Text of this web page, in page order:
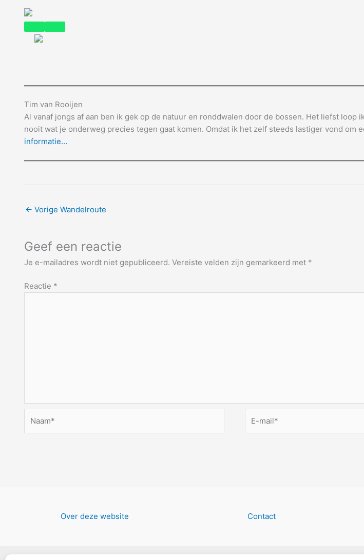
Tim van Rooijen
Al vanaf jongs af aan ben ik gek op de natuur en ronddwalen door de bossen. Het liefst
nooit wat je onderweg precies tegen gaat komen. Omdat ik het zelf steeds lastiger vond
informatie…
← Vorige Wandelroute
Geef een reactie
Je e-mailadres wordt niet gepubliceerd. Vereiste velden zijn gemarkeerd met *
Reactie *
mail*
Over deze website Contact